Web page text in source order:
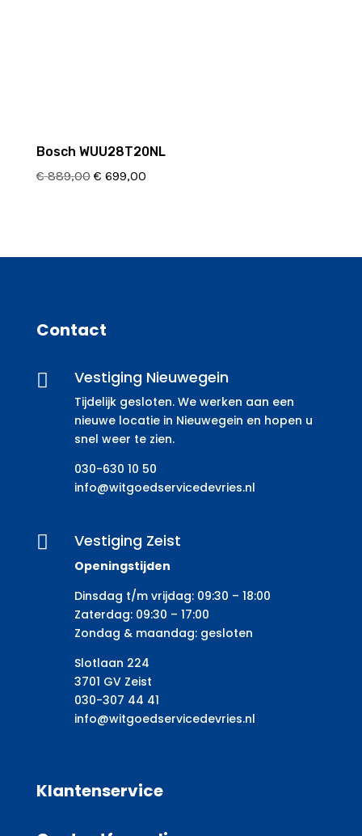
Bosch WUU28T20NL
€889,00 Oorspronkelijke
€ 699,00Huidige
Contact
 Vestiging Nieuwegein
Tijdelijk gesloten. We werken aan een
nieuwe locatie in Nieuwegein en hopen u
snel weer te zien.
030-630 10 50
info@witgoedservicedevries.nl
 Vestiging Zeist
Openingstijden
Dinsdag t/m vrijdag: 09:30 – 18:00
Zaterdag: 09:30 – 17:00
Zondag & maandag: gesloten
Slotlaan 224
3701 GV Zeist
030-307 44 41
info@witgoedservicedevries.nl
Klantenservice